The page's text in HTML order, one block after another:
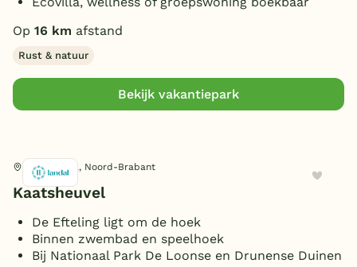
Op 16 km afstand
Rust & natuur
Bekijk vakantiepark
Kaatsheuvel, Noord-Brabant
Kaatsheuvel
De Efteling ligt om de hoek
Binnen zwembad en speelhoek
Bij Nationaal Park De Loonse en Drunense Duinen